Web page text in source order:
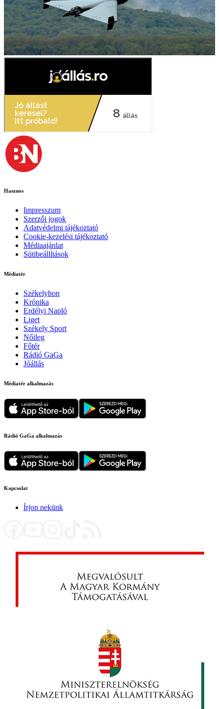
Hasznos
Impresszum
Szerzői jogok
Adatvédelmi tájékoztató
Cookie-kezelési tájékoztató
Médiaajánlat
Sütibeállítások
Médiatér
Székelyhon
Krónika
Erdélyi Napló
Liget
Székely Sport
Nőileg
Főtér
Rádió GaGa
Jóállás
Médiatér alkalmazás
Rádió GaGa alkalmazás
Kapcsolat
Írjon nekünk